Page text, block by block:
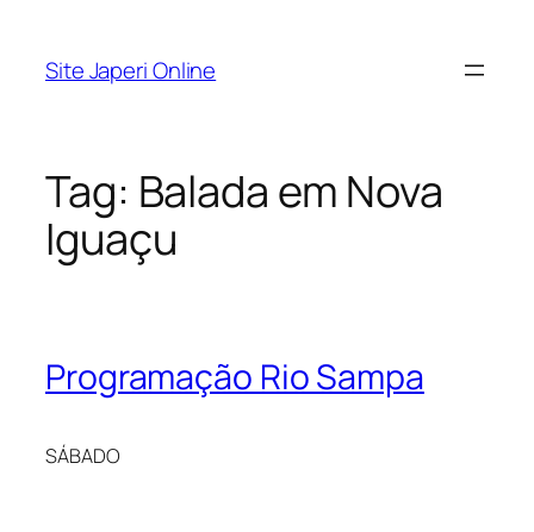
Site Japeri Online
Tag: Balada em Nova
Iguaçu
Programação Rio Sampa
SÁBADO